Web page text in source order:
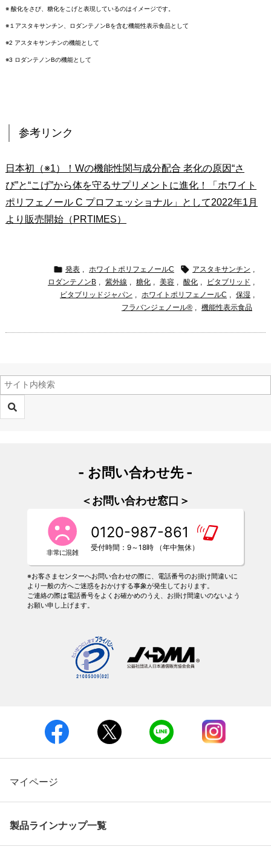
※ 酸化をさび、糖化をこげと表現しているのはイメージです。
※１アスタキサンチン、ロダンテノンBを含む機能性表示食品として
※2 アスタキサンチンの機能として
※3 ロダンテノンBの機能として
参考リンク
日本初（※1）！Wの機能性関与成分配合 老化の原因“さ
び”と“こげ”から体を守るサプリメントに進化！「ホワイト
ポリフェノール C プロフェッショナル」として2022年1月
より販売開始（PRTIMES）
 発表 , ホワイトポリフェノールC  アスタキサンチン ,
ロダンテノンB , 紫外線 , 糖化 , 美容 , 酸化 , ビタブリッド ,
ビタブリッドジャパン , ホワイトポリフェノールC , 保湿 ,
フラバンジェノール® , 機能性表示食品
- お問い合わせ先 -
＜お問い合わせ窓口＞
0120-987-861
受付時間：9～18時 （年中無休）
※お客さまセンターへお問い合わせの際に、電話番号のお掛け間違いに
より一般の方へご迷惑をおかけする事象が発生しております。
ご連絡の際は電話番号をよくお確かめのうえ、お掛け間違いのないよう
お願い申し上げます。
マイページ
製品ラインナップ一覧